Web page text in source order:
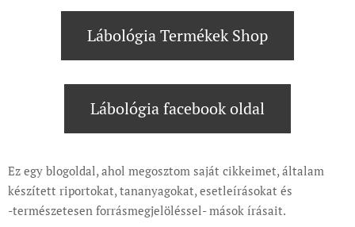
Lábológia Termékek Shop
Lábológia facebook oldal
Ez egy blogoldal, ahol megosztom saját cikkeimet, általam
készített riportokat, tananyagokat, esetleírásokat és
-természetesen forrásmegjelöléssel- mások írásait.